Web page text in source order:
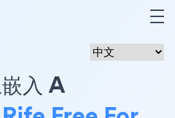
入 A